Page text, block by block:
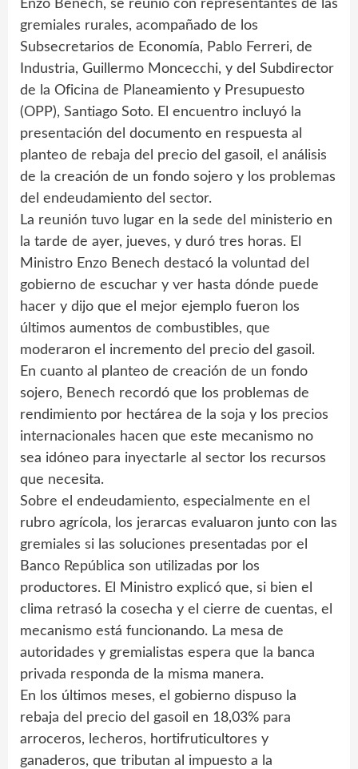
Enzo Benech, se reunió con representantes de las
gremiales rurales, acompañado de los
Subsecretarios de Economía, Pablo Ferreri, de
Industria, Guillermo Moncecchi, y del Subdirector
de la Oficina de Planeamiento y Presupuesto
(OPP), Santiago Soto. El encuentro incluyó la
presentación del documento en respuesta al
planteo de rebaja del precio del gasoil, el análisis
de la creación de un fondo sojero y los problemas
del endeudamiento del sector.
La reunión tuvo lugar en la sede del ministerio en
la tarde de ayer, jueves, y duró tres horas. El
Ministro Enzo Benech destacó la voluntad del
gobierno de escuchar y ver hasta dónde puede
hacer y dijo que el mejor ejemplo fueron los
últimos aumentos de combustibles, que
moderaron el incremento del precio del gasoil.
En cuanto al planteo de creación de un fondo
sojero, Benech recordó que los problemas de
rendimiento por hectárea de la soja y los precios
internacionales hacen que este mecanismo no
sea idóneo para inyectarle al sector los recursos
que necesita.
Sobre el endeudamiento, especialmente en el
rubro agrícola, los jerarcas evaluaron junto con las
gremiales si las soluciones presentadas por el
Banco República son utilizadas por los
productores. El Ministro explicó que, si bien el
clima retrasó la cosecha y el cierre de cuentas, el
mecanismo está funcionando. La mesa de
autoridades y gremialistas espera que la banca
privada responda de la misma manera.
En los últimos meses, el gobierno dispuso la
rebaja del precio del gasoil en 18,03% para
arroceros, lecheros, hortifruticultores y
ganaderos, que tributan al impuesto a la